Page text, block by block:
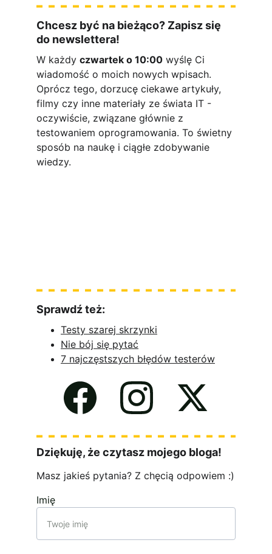
Chcesz być na bieżąco? Zapisz się
do newslettera!
W każdy czwartek o 10:00 wyślę Ci
wiadomość o moich nowych wpisach.
Oprócz tego, dorzucę ciekawe artykuły,
filmy czy inne materiały ze świata IT -
oczywiście, związane głównie z
testowaniem oprogramowania. To świetny
sposób na naukę i ciągłe zdobywanie
wiedzy.
Sprawdź też:
Testy szarej skrzynki
Nie bój się pytać
7 najczęstszych błędów testerów
Imię
Dziękuję, że czytasz mojego bloga!
Masz jakieś pytania? Z chęcią odpowiem :)